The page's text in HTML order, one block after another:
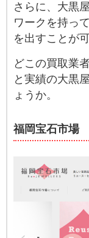
さらに、大黒
ワークを持っ
を出すことが可
どこの買取業
と実績の大黒
ょうか。
福岡宝石市場